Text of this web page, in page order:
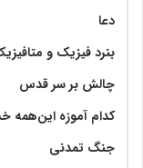
دعا
بنرد فیزیک و
چالش بر سر قدس
کدام آموزه این‌همه
جنگ تمدنی